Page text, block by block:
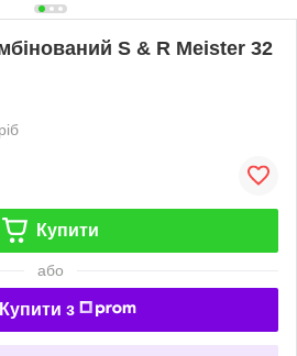
S & R Meister 32
Купити
або
Купити з